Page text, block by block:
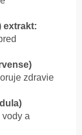
extrakt:
zdravie
a